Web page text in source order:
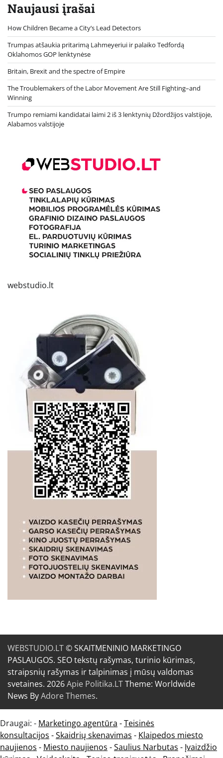
Naujausi įrašai
How Children Became a City’s Lead Detectors
Trumpas atšaukia pritarimą Lahmeyeriui ir palaiko Tedfordą
Oklahomos GOP lenktynėse
Britain, Brexit and the spectre of Empire
The Troublemakers of the Labor Movement Are Still Fighting–and
Winning
Trumpo remiami kandidatai laimi 2 iš 3 lenktynių Džordžijos valstijoje,
Alabamos valstijoje
webstudio.lt
WEBSTUDIO.LT© SKAITMENINIO MARKETINGO
PASLAUGOS. SEO tekstų rašymas, turinio kūrimas,
straipsnių rašymas ir talpinimas į mūsų valdomas
svetaines. 2026Apie Politika.LTTheme: Worldwide
News ByAdore Themes.
Draugai: - Marketingo agentūra -Teisinės
konsultacijos -Skaidrių skenavimas - Klaipedos miesto
naujienos - Miesto naujienos -Saulius Narbutas - Įvaizdžio